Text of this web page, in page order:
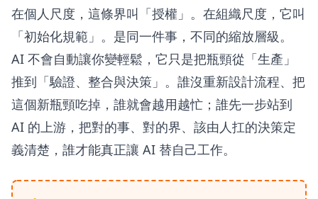
在個人尺度，這條界叫「授權」。在組織尺度，它叫
「初始化規範」。是同一件事，不同的縮放層級。
AI 不會自動讓你變輕鬆，它只是把瓶頸從「生產」
推到「驗證、整合與決策」。誰沒重新設計流程、把
這個新瓶頸吃掉，誰就會越用越忙；誰先一步站到
AI 的上游，把對的事、對的界、該由人扛的決策定
義清楚，誰才能真正讓 AI 替自己工作。